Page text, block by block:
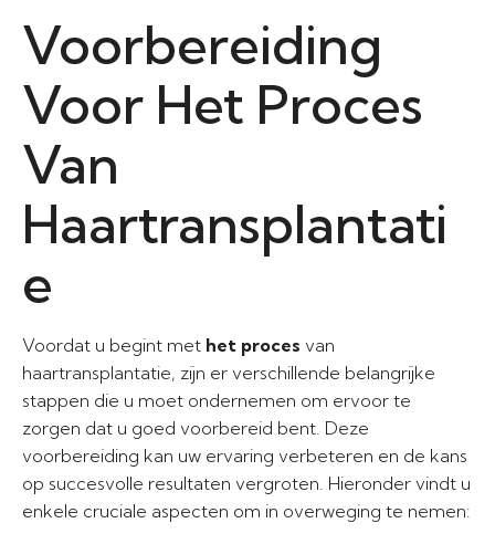
Voorbereiding
Voor Het Proces
Van
Haartransplantati
e
Voordat u begint met het proces van
haartransplantatie, zijn er verschillende belangrijke
stappen die u moet ondernemen om ervoor te
zorgen dat u goed voorbereid bent. Deze
voorbereiding kan uw ervaring verbeteren en de kans
op succesvolle resultaten vergroten. Hieronder vindt u
enkele cruciale aspecten om in overweging te nemen: